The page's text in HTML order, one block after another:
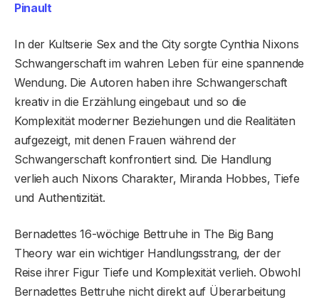
Pinault
In der Kultserie Sex and the City sorgte Cynthia Nixons
Schwangerschaft im wahren Leben für eine spannende
Wendung. Die Autoren haben ihre Schwangerschaft
kreativ in die Erzählung eingebaut und so die
Komplexität moderner Beziehungen und die Realitäten
aufgezeigt, mit denen Frauen während der
Schwangerschaft konfrontiert sind. Die Handlung
verlieh auch Nixons Charakter, Miranda Hobbes, Tiefe
und Authentizität.
Bernadettes 16-wöchige Bettruhe in The Big Bang
Theory war ein wichtiger Handlungsstrang, der der
Reise ihrer Figur Tiefe und Komplexität verlieh. Obwohl
Bernadettes Bettruhe nicht direkt auf Überarbeitung